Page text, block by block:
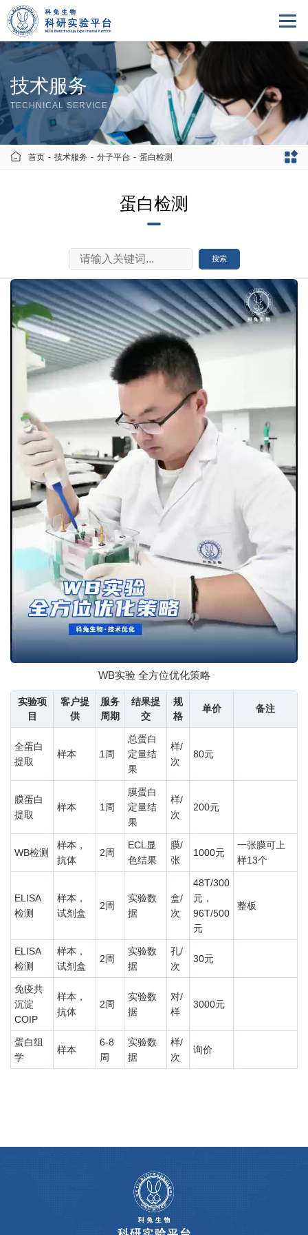
技术服务
TECHNICAL SERVICE
首页 - 技术服务 - 分子平台 - 蛋白检测
蛋白检测
WB实验 全方位优化策略
实验项
目
客户提
供
服务
周期
结果提
交
规
格
单价 备注
全蛋白
提取
样本 1周
总蛋白
定量结
果
样/
次
80元
膜蛋白
提取
样本 1周
膜蛋白
定量结
果
样/
次
200元
WB检测
样本，
抗体
2周
ECL显
色结果
膜/
张
1000元
一张膜可上
样13个
ELISA
检测
样本，
试剂盒
2周
实验数
据
盒/
次
48T/300
元，
96T/500
元
整板
ELISA
检测
样本，
试剂盒
2周
实验数
据
孔/
次
30元
免疫共
沉淀
COIP
样本，
抗体
2周
实验数
据
对/
样
3000元
蛋白组
学
样本
6-8
周
实验数
据
样/
次
询价